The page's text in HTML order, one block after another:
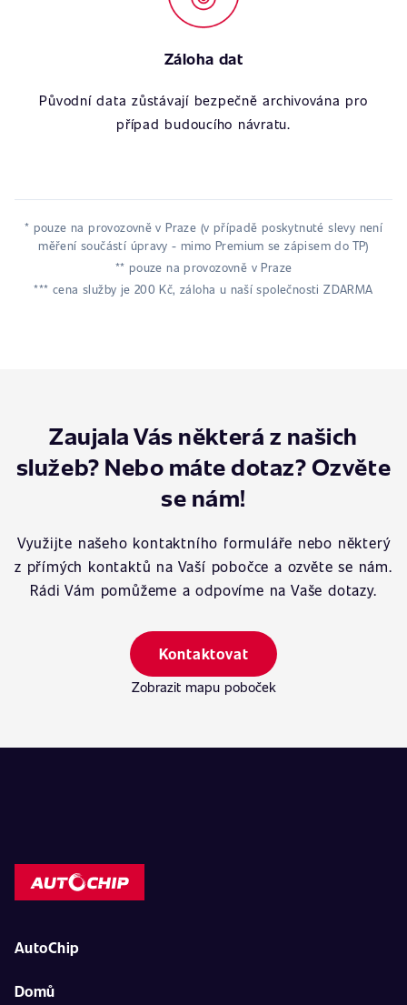
Záloha dat
Původní data zůstávají bezpečně archivována pro
případ budoucího návratu.
* pouze na provozovně v Praze (v případě poskytnuté slevy není
měření součástí úpravy - mimo Premium se zápisem do TP)
** pouze na provozovně v Praze
*** cena služby je 200 Kč, záloha u naší společnosti ZDARMA
Zaujala Vás některá z našich
služeb? Nebo máte dotaz? Ozvěte
se nám!
Využijte našeho kontaktního formuláře nebo některý
z přímých kontaktů na Vaší pobočce a ozvěte se nám.
Rádi Vám pomůžeme a odpovíme na Vaše dotazy.
Kontaktovat
Zobrazit mapu poboček
AutoChip
Domů